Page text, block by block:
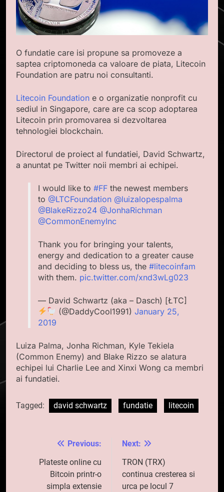
O fundatie care isi propune sa promoveze a
saptea criptomoneda ca valoare de piata, Litecoin
Foundation are patru noi consultanti.
Litecoin Foundation e o organizatie nonprofit cu
sediul in Singapore, care are ca scop adoptarea
Litecoin prin promovarea si dezvoltarea
tehnologiei blockchain.
Directorul de proiect al fundatiei, David Schwartz,
a anuntat pe Twitter noii membri ai echipei.
I would like to #FF the newest members
to @LTCFoundation @luizalopespalma
@BlakeRizzo24 @JonhaRichman
@CommonEnemyInc
Thank you for bringing your talents,
energy and dedication to a greater cause
and deciding to bless us, the #litecoinfam
with them. pic.twitter.com/xnd3wLg023
— David Schwartz (aka – Dasch) [ŁTC]
(@DaddyCool1991)January 25,
2019
Luiza Palma, Jonha Richman, Kyle Tekiela
(Common Enemy) and Blake Rizzo se alatura
echipei lui Charlie Lee and Xinxi Wong ca membri
ai fundatiei.
Tagged: david schwartz fundatie litecoin
Navigare
articole
Previous:
Plateste online cu
Bitcoin printr-o
simpla extensie
Next:
TRON (TRX)
continua cresterea si
urca pe locul 7